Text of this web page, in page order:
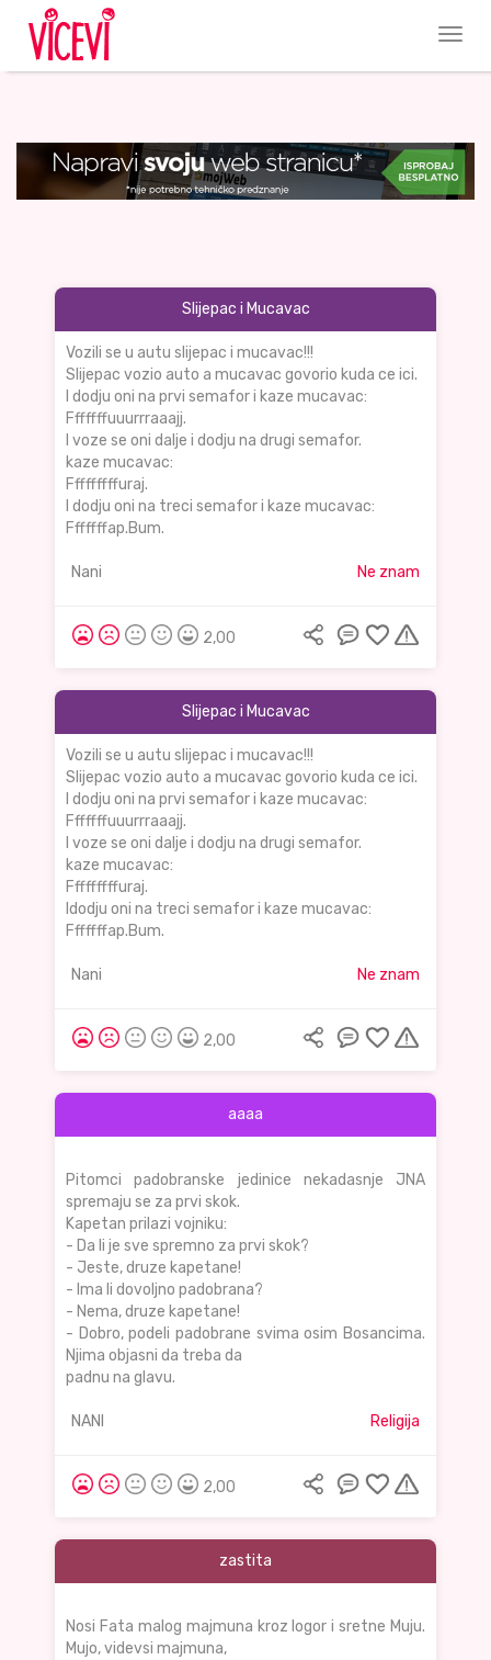
Slijepac i Mucavac
Vozili se u autu slijepac i mucavac!!!
Slijepac vozio auto a mucavac govorio kuda ce ici.
I dodju oni na prvi semafor i kaze mucavac:
Fffffffuuurrraaajj.
I voze se oni dalje i dodju na drugi semafor.
kaze mucavac:
Fffffffffuraj.
I dodju oni na treci semafor i kaze mucavac:
Fffffffap.Bum.
Nani Ne znam
2,00
Slijepac i Mucavac
Vozili se u autu slijepac i mucavac!!!
Slijepac vozio auto a mucavac govorio kuda ce ici.
I dodju oni na prvi semafor i kaze mucavac:
Fffffffuuurrraaajj.
I voze se oni dalje i dodju na drugi semafor.
kaze mucavac:
Fffffffffuraj.
Idodju oni na treci semafor i kaze mucavac:
Fffffffap.Bum.
Nani Ne znam
2,00
aaaa
Pitomci padobranske jedinice nekadasnje JNA
spremaju se za prvi skok.
Kapetan prilazi vojniku:
- Da li je sve spremno za prvi skok?
- Jeste, druze kapetane!
- Ima li dovoljno padobrana?
- Nema, druze kapetane!
- Dobro, podeli padobrane svima osim Bosancima.
Njima objasni da treba da
padnu na glavu.
NANI Religija
2,00
zastita
Nosi Fata malog majmuna kroz logor i sretne Muju.
Mujo, videvsi majmuna,